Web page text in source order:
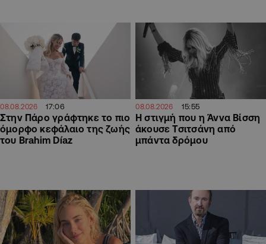
08.08.2026 17:06
Στην Πάρο γράφτηκε το πιο
όμορφο κεφάλαιο της ζωής
του Brahim Díaz
08.08.2026 15:55
H στιγμή που η Άννα Βίσση
άκουσε Τσιτσάνη από
μπάντα δρόμου